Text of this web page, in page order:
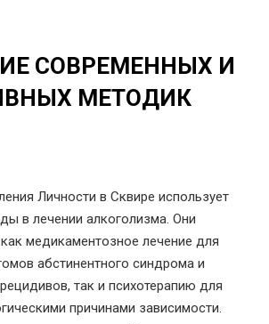
СОВРЕМЕННЫХ И
МЕТОДИК
Личности в Сквире использует
в лечении алкоголизма. Они
медикаментозное лечение для
абстинентного синдрома и
так и психотерапию для
причинами зависимости.